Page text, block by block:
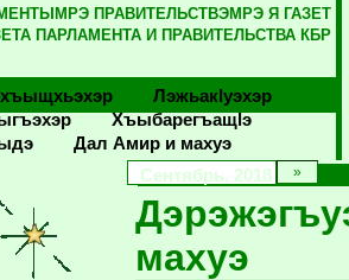
ПРАВИТЕЛЬСТВЭМРЭ Я ГАЗЕТ
ПАРЛАМЕНТА И ПРАВИТЕЛЬСТВА КБР
Лэжьакlуэхэр
Хъыбарегъащlэ
Дал Амир и махуэ
Сентябрь, 2018
махуэ